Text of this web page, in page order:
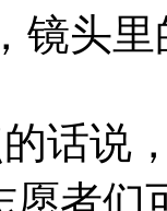
镜头
话说